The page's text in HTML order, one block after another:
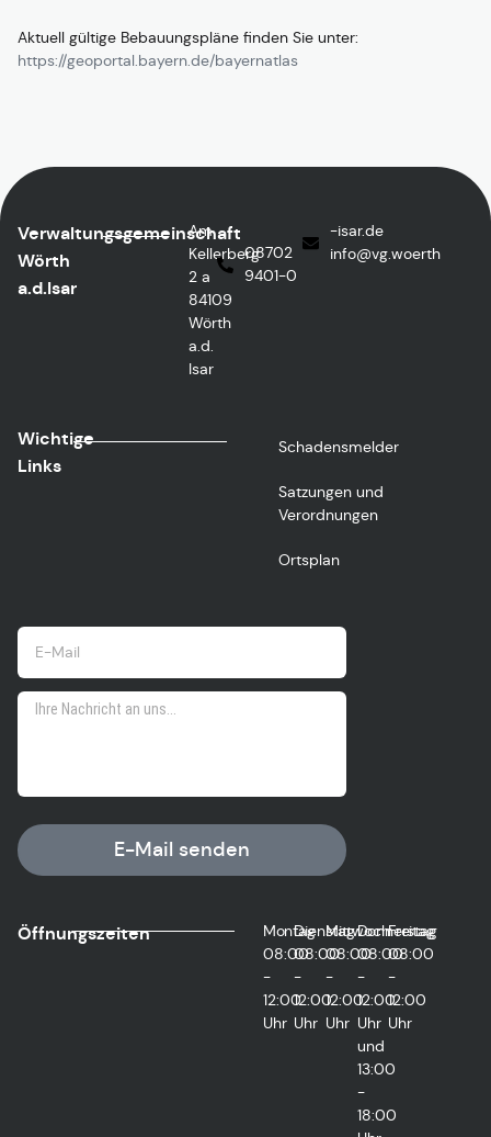
Aktuell gültige Bebauungspläne finden Sie unter:
https://geoportal.bayern.de/bayernatlas
Verwaltungsgemeinschaft
Wörth
a.d.Isar
Am
Kellerberg
2 a
84109
Wörth
a.d.
Isar
08702
9401-0
ed.rasi-
htreow.gv
@ofni
Wichtige
Links
Schadensmelder
Satzungen und
Verordnungen
Ortsplan
E-Mail senden
Öffnungszeiten
Montag
08:00
-
12:00
Uhr
Dienstag
08:00
-
12:00
Uhr
Mittwoch
08:00
-
12:00
Uhr
Donnerstag
08:00
-
12:00
Uhr
und
13:00
-
18:00
Freitag
08:00
-
12:00
Uhr